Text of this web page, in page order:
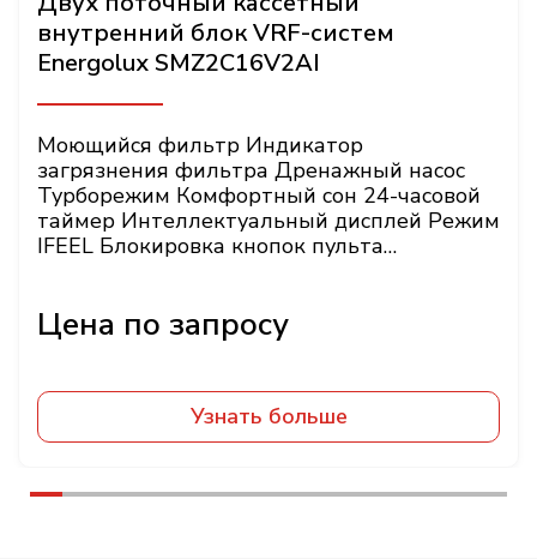
внутренний блок VRF-систем
Energolux SMZ2C16V2AI
Моющийся фильтр Индикатор
загрязнения фильтра Дренажный насос
Турборежим Комфортный сон 24-часовой
таймер Интеллектуальный дисплей Режим
IFEEL Блокировка кнопок пульта
Узнать больше